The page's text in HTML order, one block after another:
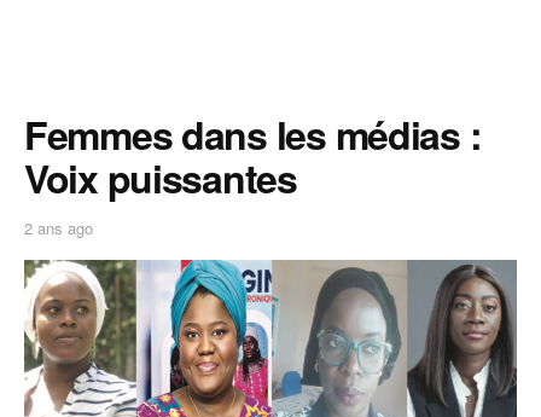
Femmes dans les médias :
Voix puissantes
2 ans ago